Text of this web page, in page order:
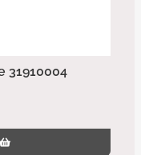
31910004